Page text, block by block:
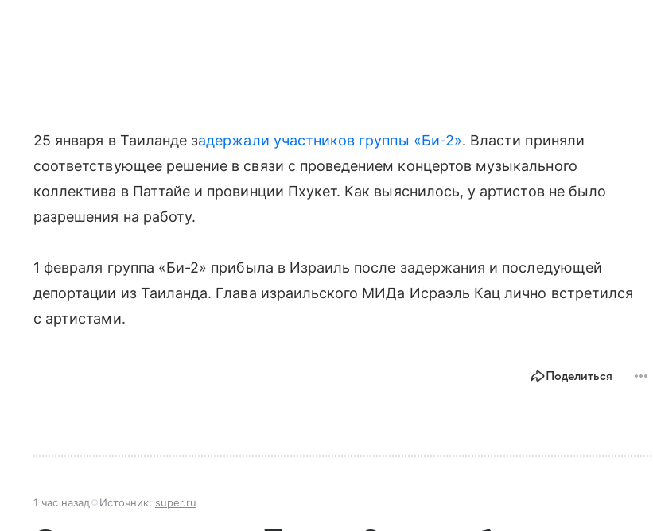
25 января в Таиланде задержали участников группы «Би-2». Власти приняли
соответствующее решение в связи с проведением концертов музыкального
коллектива в Паттайе и провинции Пхукет. Как выяснилось, у артистов не было
разрешения на работу.
1 февраля группа «Би-2» прибыла в Израиль после задержания и последующей
депортации из Таиланда. Глава израильского МИДа Исраэль Кац лично встретился
с артистами.
Поделиться
1 час назад Источник: super.ru